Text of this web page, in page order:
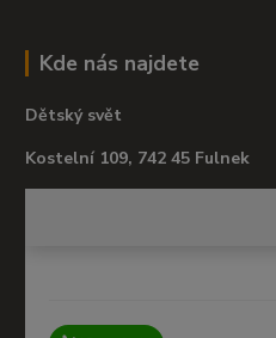
Kde nás najdete
Dětský svět
Kostelní 109, 742 45 Fulnek